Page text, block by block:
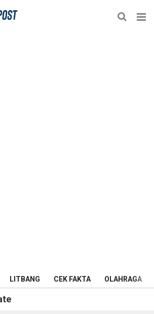
LITBANG CEK FAKTA OLAHRAGA